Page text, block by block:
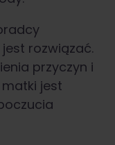
rozwiązać.
przyczyn i
jest